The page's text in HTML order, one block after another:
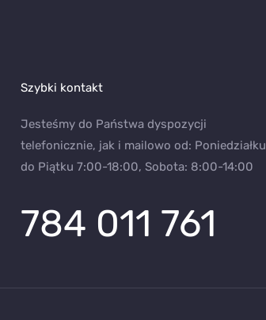
Szybki kontakt
Jesteśmy do Państwa dyspozycji
telefonicznie, jak i mailowo od: Poniedziałku
do Piątku 7:00-18:00, Sobota: 8:00-14:00
784 011 761